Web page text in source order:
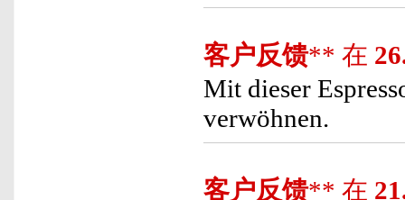
客户反馈** 在
Mit dieser
verwöhnen.
客户反馈** 在